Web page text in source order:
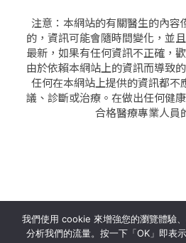
注意：本網站的有關醫生的內容
的，資訊可能會隨時間變化，並
最新，如果有任何資訊不正確，
由於依賴本網站上的資訊而導致
任何在本網站上提供的資訊都不
議、診斷或治療。在做出任何健
合格醫療專業人員
seo公司|sem公司|網頁設計|網
我們使用 cookie 來增強您的瀏覽體驗
分析我們的流量。按一下「OK」即表